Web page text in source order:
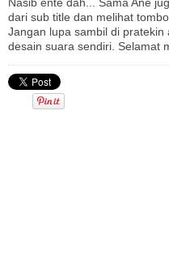
dari sub title dan melihat
Jangan lupa sambil di
desain suara sendiri. Selamat